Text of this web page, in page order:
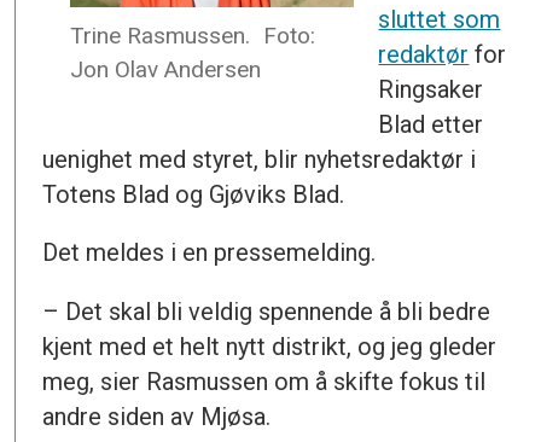
Trine Rasmussen.
Foto:
Jon Olav Andersen
sluttet som
redaktør for
Ringsaker
Blad etter
uenighet med styret, blir nyhetsredaktør i
Totens Blad og Gjøviks Blad.
Det meldes i en pressemelding.
– Det skal bli veldig spennende å bli bedre
kjent med et helt nytt distrikt, og jeg gleder
meg, sier Rasmussen om å skifte fokus til
andre siden av Mjøsa.